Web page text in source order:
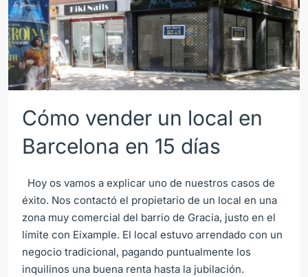
Cómo vender un local en
Barcelona en 15 días
Hoy os vamos a explicar uno de nuestros casos de
éxito. Nos contactó el propietario de un local en una
zona muy comercial del barrio de Gracia, justo en el
límite con Eixample. El local estuvo arrendado con un
negocio tradicional, pagando puntualmente los
inquilinos una buena renta hasta la jubilación.